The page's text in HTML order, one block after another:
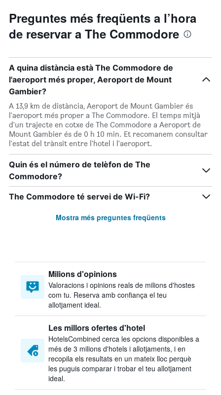
Preguntes més freqüents a l’hora
de reservar a The Commodore
A quina distància està The Commodore de
l'aeroport més proper, Aeroport de Mount
Gambier?
A 13,9 km de distància, Aeroport de Mount Gambier és
l'aeroport més proper a The Commodore. El temps mitjà
d'un trajecte en cotxe de The Commodore a Aeroport de
Mount Gambier és de 0 h 10 min. Et recomanem consultar
l'estat del trànsit entre l'hotel i l'aeroport.
Quin és el número de telèfon de The
Commodore?
The Commodore té servei de Wi-Fi?
Mostra més preguntes freqüents
Milions d'opinions
Valoracions i opinions reals de milions d'hostes
com tu. Reserva amb confiança el teu
allotjament ideal.
Les millors ofertes d'hotel
HotelsCombined cerca les opcions disponibles a
més de 3 milions d'hotels i allotjaments, i en
recopila els resultats en un mateix lloc perquè
les puguis comparar i trobar el teu allotjament
ideal.